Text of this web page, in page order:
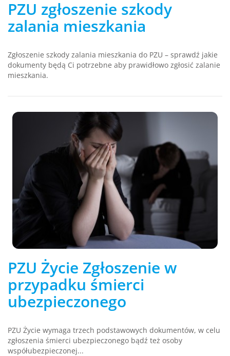
PZU zgłoszenie szkody
zalania mieszkania
Zgłoszenie szkody zalania mieszkania do PZU – sprawdź jakie
dokumenty będą Ci potrzebne aby prawidłowo zgłosić zalanie
mieszkania.
PZU Życie Zgłoszenie w
przypadku śmierci
ubezpieczonego
PZU Życie wymaga trzech podstawowych dokumentów, w celu
zgłoszenia śmierci ubezpieczonego bądź też osoby
współubezpieczonej...